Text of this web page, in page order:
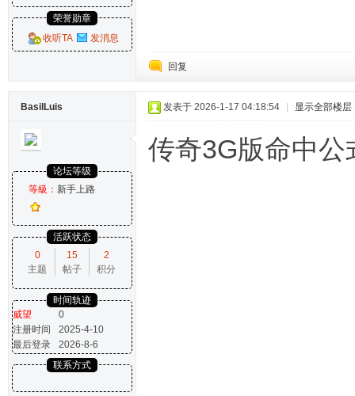
荣誉勋章
收听TA
发消息
回复
BasilLuis
论坛等级
等級： 新手上路
活跃状态
0
主题
15
帖子
2
积分
时间轨迹
威望
0
注册时间
2025-4-10
最后登录
2026-8-6
联系方式
发表于 2026-1-17 04:18:54 显示全部楼层
传奇3G版命中